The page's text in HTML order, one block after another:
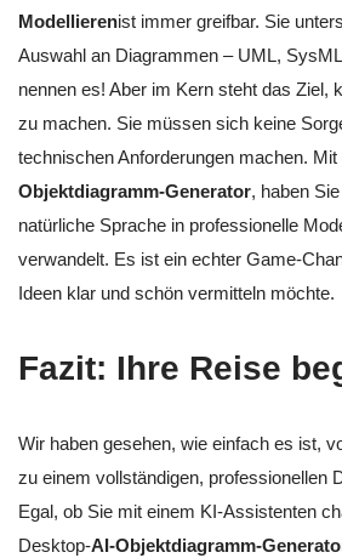
Modellierenist immer greifbar. Sie
Auswahl an Diagrammen – UML,
nennen es! Aber im Kern steht das Ziel,
zu machen. Sie müssen sich keine
technischen Anforderungen machen. Mit
Objektdiagramm-Generator, haben
natürliche Sprache in professionelle
verwandelt. Es ist ein echter Game-
Ideen klar und schön vermitteln möchte.
Fazit: Ihre Reise
Wir haben gesehen, wie einfach es ist,
zu einem vollständigen, professionellen
Egal, ob Sie mit einem KI-Assistenten
Desktop-AI-Objektdiagramm-